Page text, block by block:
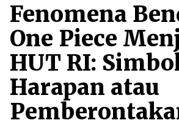
Fenomena
One Piece
HUT RI:
Harapan atau